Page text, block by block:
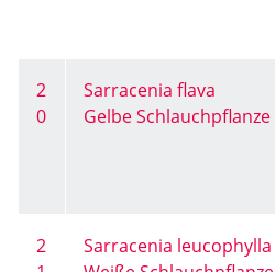
2
0
Sarracenia flava
Gelbe Schlauchpflanze
2
Sarracenia leucophylla